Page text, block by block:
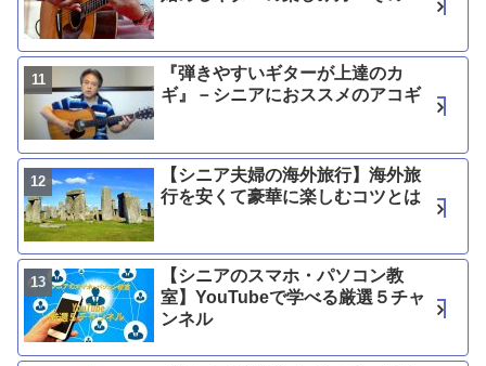
『弾きやすいギターが上達のカ
ギ』－シニアにおススメのアコギ
【シニア夫婦の海外旅行】海外旅
行を安くて豪華に楽しむコツとは
【シニアのスマホ・パソコン教
室】YouTubeで学べる厳選５チャ
ンネル